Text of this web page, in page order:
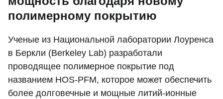
полимерному покрытию
Ученые из Национальной лаборатории Лоуренса
в Беркли (Berkeley Lab) разработали
проводящее полимерное покрытие под
названием HOS-PFM, которое может обеспечить
более долговечные и мощные литий-ионные